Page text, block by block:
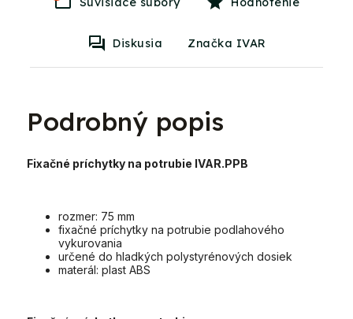
Diskusia Značka IVAR
Podrobný popis
Fixačné príchytky na potrubie IVAR.PPB
rozmer: 75 mm
fixačné príchytky na potrubie podlahového
vykurovania
určené do hladkých polystyrénových dosiek
materál: plast ABS